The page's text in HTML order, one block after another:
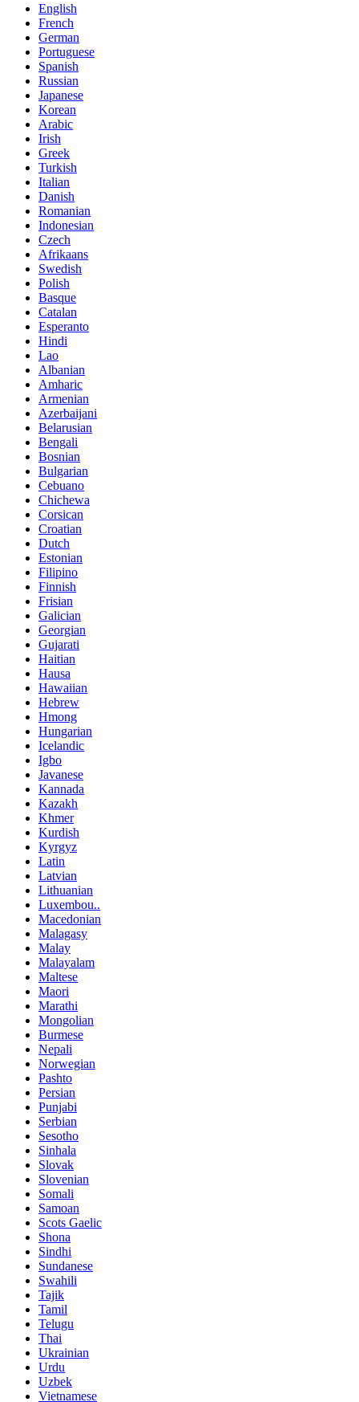
English
French
German
Portuguese
Spanish
Russian
Japanese
Korean
Arabic
Irish
Greek
Turkish
Italian
Danish
Romanian
Indonesian
Czech
Afrikaans
Swedish
Polish
Basque
Catalan
Esperanto
Hindi
Lao
Albanian
Amharic
Armenian
Azerbaijani
Belarusian
Bengali
Bosnian
Bulgarian
Cebuano
Chichewa
Corsican
Croatian
Dutch
Estonian
Filipino
Finnish
Frisian
Galician
Georgian
Gujarati
Haitian
Hausa
Hawaiian
Hebrew
Hmong
Hungarian
Icelandic
Igbo
Javanese
Kannada
Kazakh
Khmer
Kurdish
Kyrgyz
Latin
Latvian
Lithuanian
Luxembou..
Macedonian
Malagasy
Malay
Malayalam
Maltese
Maori
Marathi
Mongolian
Burmese
Nepali
Norwegian
Pashto
Persian
Punjabi
Serbian
Sesotho
Sinhala
Slovak
Slovenian
Somali
Samoan
Scots Gaelic
Shona
Sindhi
Sundanese
Swahili
Tajik
Tamil
Telugu
Thai
Ukrainian
Urdu
Uzbek
Vietnamese